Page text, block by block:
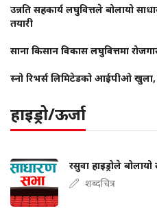
उन्नति सहकार्य लघुवित्तले बोलायो
तयारी
साना किसान विकास लघुवित्तमा
स्नो रिभर्स लिमिटेडको आईपीओ
हाइड्रो/ऊर्जा
रसुवा हाइड्रोले
शब्दचित्र